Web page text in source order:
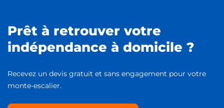
Prêt à retrouver votre
indépendance à domicile ?
Recevez un devis gratuit et sans engagement pour votre
monte-escalier.